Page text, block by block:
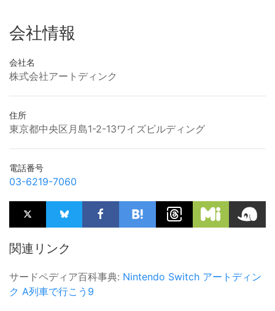
会社情報
会社名
株式会社アートディンク
住所
東京都中央区月島1-2-13ワイズビルディング
電話番号
03-6219-7060
関連リンク
サードペディア百科事典: Nintendo Switch アートディン
ク A列車で行こう9